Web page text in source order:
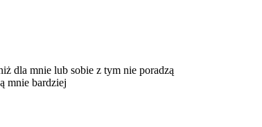
dla mnie lub sobie z tym nie poradzą
mnie bardziej